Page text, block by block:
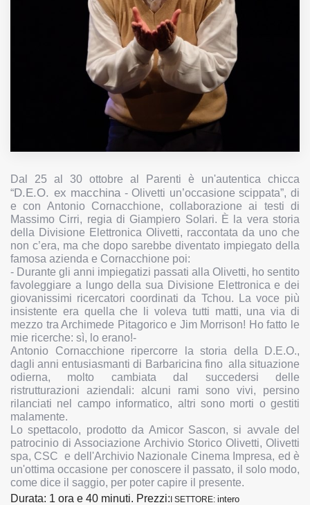
Dal 25 al 30 ottobre al Parenti è un'autentica chicca
“D.E.O. ex macchina - Olivetti un’occasione scippata”,di
e con Antonio Cornacchione, collaborazione ai testi di
Massimo Cirri, regia di Giampiero Solari. È la vera storia
della Divisione Elettronica Olivetti, raccontata da uno che
non c’era, ma che dopo sarebbe diventato impiegato della
famosa azienda e Cornacchione poi:
- Durante gli anni impiegatizi passati alla Olivetti, ho sentito
favoleggiare a lungo della sua Divisione Elettronica e dei
giovanissimi ricercatori coordinati da Tchou. La voce più
insistente era quella che li voleva tutti matti, una via di
mezzo tra Archimede Pitagorico e Jim Morrison! Ho fatto le
mie ricerche: sì, lo erano!-
Antonio Cornacchione ripercorre la storia della D.E.O.,
dagli anni entusiasmanti di Barbaricina fino alla situazione
odierna, molto cambiata dal succedersi delle
ristrutturazioni aziendali: alcuni rami sono vivi, persino
rilanciati nel campo informatico, altri sono morti o gestiti
malamente.
Lo spettacolo, prodotto da Amicor Sascon, si avvale del
patrocinio di Associazione Archivio Storico Olivetti, Olivetti
spa, CSC e dell'Archivio Nazionale Cinema Impresa, ed è
un'ottima occasione per conoscere il passato, il solo modo,
come dice il saggio, per poter capire il presente.
Durata: 1 ora e 40 minuti. Prezzi:I SETTORE: intero